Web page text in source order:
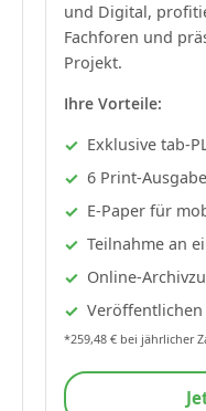
und Digital,
Fachforen und
Projekt.
Ihre Vorteile:
Exklusive tab-
6 Print-
E-Paper für
Teilnahme an
Online-
*259,48 € bei jährlicher